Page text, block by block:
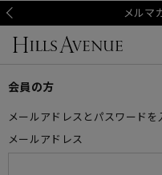
メルマ
会員の方
メールアドレスとパスワードを
メールアドレス